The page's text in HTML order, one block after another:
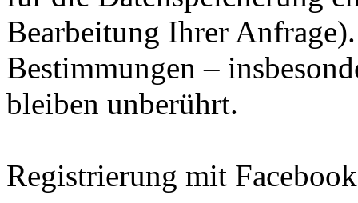
Bearbeitung Ihrer
Bestimmungen –
bleiben unberührt.
Registrierung mit